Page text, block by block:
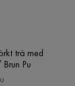
trä med
Pu